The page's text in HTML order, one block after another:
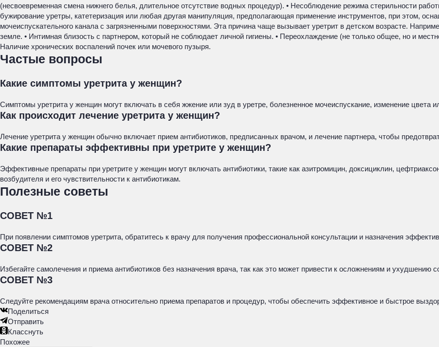
(несвоевременная смена нижнего белья, длительное отсутствие водных процедур). • Несоблюдение режима стерильности
бужирование уретры, катетеризация или любая другая манипуляция, предполагающая применение инструментов, при этом,
мочеиспускательного канала с загрязненными поверхностями. Эта причина чаще вызывает уретрит в детском возрасте.
земле. • Интимная близость с партнером, который не соблюдает личной гигиены. • Переохлаждение (не только общее, но и
Наличие хронических воспалений почек или мочевого пузыря.
Частые вопросы
Какие симптомы уретрита у женщин?
Симптомы уретрита у женщин могут включать в себя жжение или зуд в уретре, болезненное мочеиспускание, изменение цвета
Как происходит лечение уретрита у женщин?
Лечение уретрита у женщин обычно включает прием антибиотиков, предписанных врачом, и лечение партнера, чтобы
Какие препараты эффективны при уретрите у женщин?
Эффективные препараты при уретрите у женщин могут включать антибиотики, такие как азитромицин, доксициклин,
возбудителя и его чувствительности к антибиотикам.
Полезные советы
СОВЕТ №1
При появлении симптомов уретрита, обратитесь к врачу для получения профессиональной консультации и назначения
СОВЕТ №2
Избегайте самолечения и приема антибиотиков без назначения врача, так как это может привести к осложнениям и ухудшению
СОВЕТ №3
Следуйте рекомендациям врача относительно приема препаратов и процедур, чтобы обеспечить эффективное и быстрое
Поделиться
Отправить
Класснуть
Похожее